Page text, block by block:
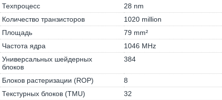
Техпроцесс
28 nm
Количество транзисторов
1020 million
Площадь
79 mm²
Частота ядра
1046 MHz
Универсальных шейдерных
блоков
384
Блоков растеризации (ROP)
8
Текстурных блоков (TMU)
32